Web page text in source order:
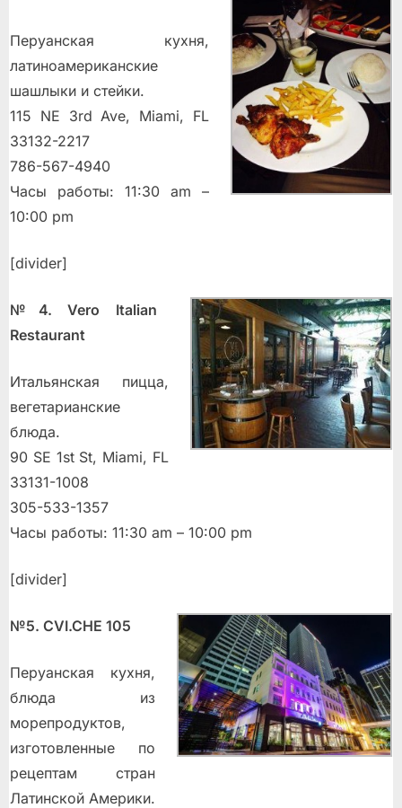
Перуанская кухня,
латиноамериканские
шашлыки и стейки.
115 NE 3rd Ave, Miami, FL
33132-2217
786-567-4940
Часы работы: 11:30 am –
10:00 pm
[divider]
№4. Vero Italian
Restaurant
Итальянская пицца,
вегетарианские
блюда.
90 SE 1st St, Miami, FL
33131-1008
305-533-1357
Часы работы: 11:30 am – 10:00 pm
[divider]
№5. CVI.CHE 105
Перуанская кухня,
блюда из
морепродуктов,
изготовленные по
рецептам стран
Латинской Америки.